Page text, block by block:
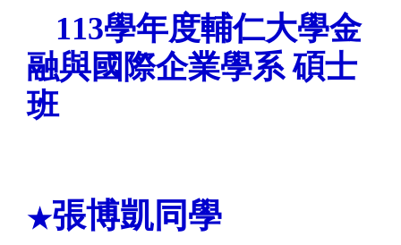
113學年度輔仁大學金
融與國際企業學系碩士
班
★張博凱同學